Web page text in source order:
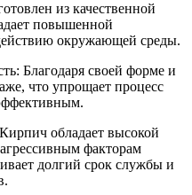
из качественной
повышенной
окружающей среды.
Благодаря своей форме и
что упрощает процесс
обладает высокой
факторам
долгий срок службы и